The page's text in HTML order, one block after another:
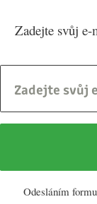
Zadejte svůj
Odesláním